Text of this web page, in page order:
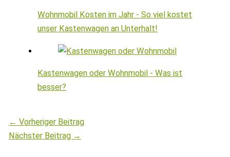
Wohnmobil Kosten im Jahr - So viel kostet
unser Kastenwagen an Unterhalt!
Kastenwagen oder Wohnmobil - Was ist
besser?
← Vorheriger Beitrag
Nächster Beitrag →